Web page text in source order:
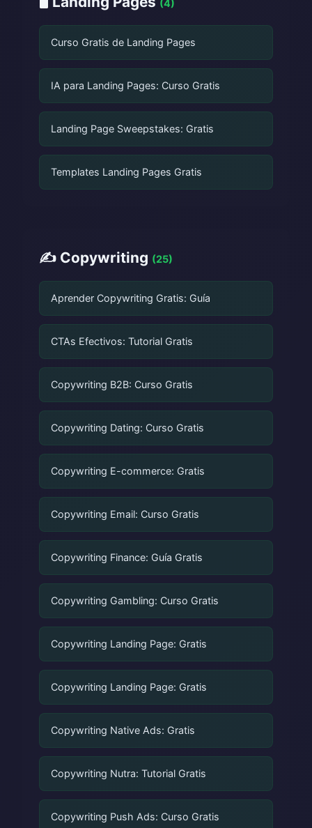
(4)
Curso Gratis de Landing Pages
IA para Landing Pages: Curso Gratis
Landing Page Sweepstakes: Gratis
Templates Landing Pages Gratis
✍️ Copywriting (25)
Aprender Copywriting Gratis: Guía
CTAs Efectivos: Tutorial Gratis
Copywriting B2B: Curso Gratis
Copywriting Dating: Curso Gratis
Copywriting E-commerce: Gratis
Copywriting Email: Curso Gratis
Copywriting Finance: Guía Gratis
Copywriting Gambling: Curso Gratis
Copywriting Landing Page: Gratis
Copywriting Landing Page: Gratis
Copywriting Native Ads: Gratis
Copywriting Nutra: Tutorial Gratis
Copywriting Push Ads: Curso Gratis